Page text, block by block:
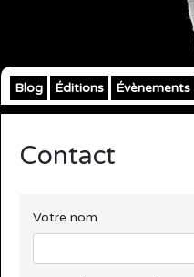
Blog Éditions Évènements
Contact
Votre nom